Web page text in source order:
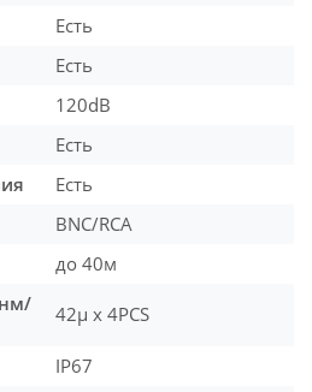
Есть
Есть
120dB
Есть
Есть
BNC/RCA
до 40м
42μ x 4PCS
IP67